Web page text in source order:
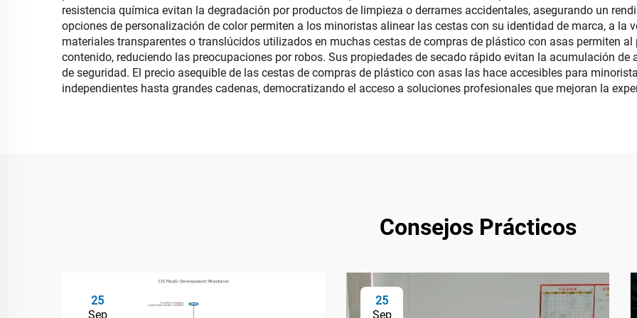
resistencia química evitan la degradación por productos de limpieza o derrames accidentales, asegurando un
opciones de personalización de color permiten a los minoristas alinear las cestas con su identidad de marca, a la
materiales transparentes o translúcidos utilizados en muchas cestas de compras de plástico con asas permiten
contenido, reduciendo las preocupaciones por robos. Sus propiedades de secado rápido evitan la acumulación
de seguridad. El precio asequible de las cestas de compras de plástico con asas las hace accesibles para
independientes hasta grandes cadenas, democratizando el acceso a soluciones profesionales que mejoran la
Consejos Prácticos
25
Sep
25
Sep